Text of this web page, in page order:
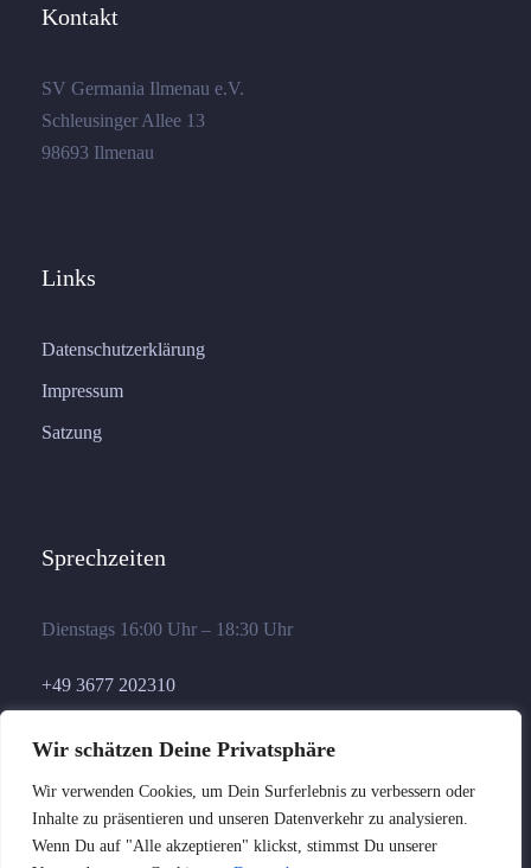
Wir schätzen Deine Privatsphäre
Wir verwenden Cookies, um Dein Surferlebnis zu verbessern oder
Inhalte zu präsentieren und unseren Datenverkehr zu analysieren.
Wenn Du auf "Alle akzeptieren" klickst, stimmst Du unserer
Kontakt
SV Germania Ilmenau e.V.
Schleusinger Allee 13
98693 Ilmenau
Links
Datenschutzerklärung
Impressum
Satzung
Sprechzeiten
Dienstags 16:00 Uhr – 18:30 Uhr
+49 3677 202310
geschaeftsstelle@germania-ilmenau.de